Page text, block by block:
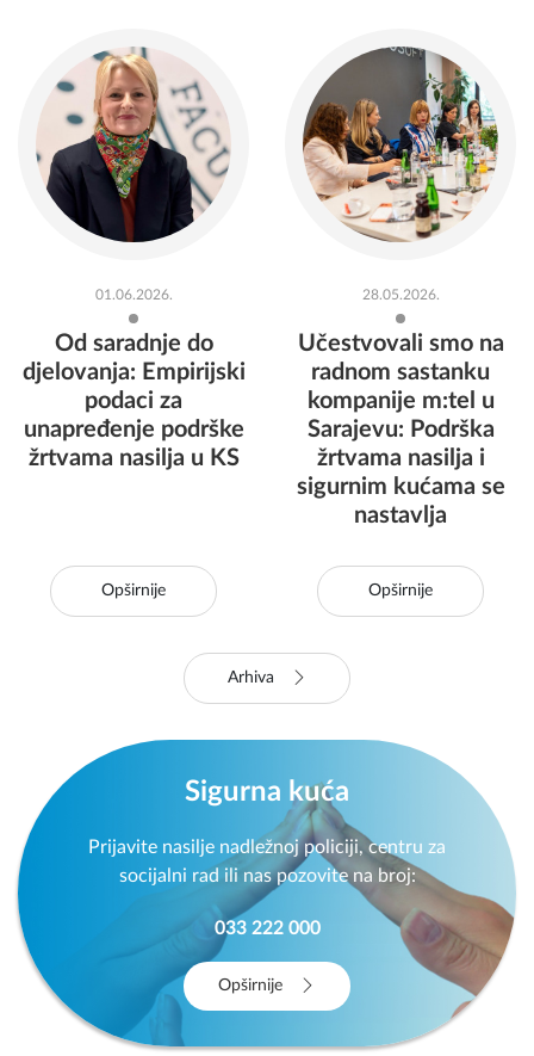
01.06.2026.
Od saradnje do
djelovanja: Empirijski
podaci za
unapređenje podrške
žrtvama nasilja u KS
Opširnije
28.05.2026.
Učestvovali smo na
radnom sastanku
kompanije m:tel u
Sarajevu: Podrška
žrtvama nasilja i
sigurnim kućama se
nastavlja
Opširnije
Arhiva
Sigurna kuća
Prijavite nasilje nadležnoj policiji, centru za
socijalni rad ili nas pozovite na broj:
033 222 000
Opširnije